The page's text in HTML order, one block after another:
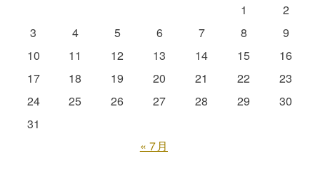
1
2
3
4 5 6 7 8
9
10
11 12 13 14 15
16
17
18 19 20 21 22
23
24
25 26 27 28 29
30
31
« 7月